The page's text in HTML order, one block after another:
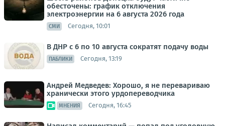
обесточены: график отключения
электроэнергии на 6 августа 2026 года
СМИ Сегодня, 10:01
В ДНР с 6 по 10 августа сократят подачу воды
ПАБЛИКИ Сегодня, 13:19
Андрей Медведев: Хорошо, я не перевариваю
хранически этого урдопереводчика
МНЕНИЯ Сегодня, 16:45